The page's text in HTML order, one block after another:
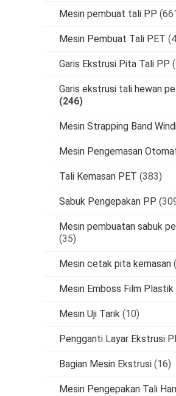
Mesin pembuat tali PP
Mesin Pembuat Tali PET
Garis Ekstrusi Pita Tali PP
Garis ekstrusi tali hewan
(246)
Mesin Strapping Band
Mesin Pengemasan
Tali Kemasan PET (383)
Sabuk Pengepakan PP
Mesin pembuatan sabuk
(35)
Mesin cetak pita kemasan
Mesin Emboss Film Plastik
Mesin Uji Tarik (10)
Pengganti Layar Ekstrusi
Bagian Mesin Ekstrusi (16)
Mesin Pengepakan Tali